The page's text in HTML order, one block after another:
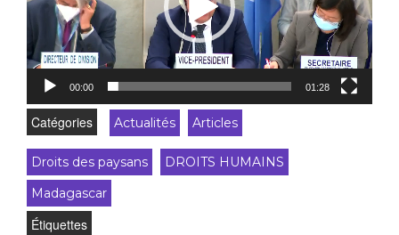
00:00 01:28
Catégories Actualités Articles
Droits des paysans
DROITS HUMAINS
Madagascar
Étiquettes